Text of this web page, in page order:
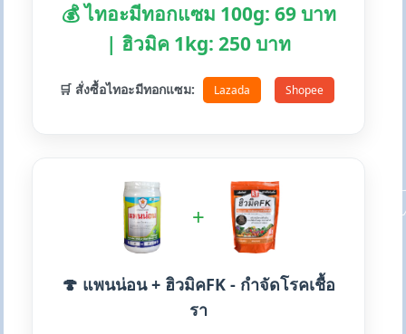
💰 ไทอะมีทอกแซม 100g: 69 บาท
| ฮิวมิค 1kg: 250 บาท
🛒 สั่งซื้อไทอะมีทอกแซม: Lazada Shopee
+
🍄 แพนน่อน + ฮิวมิคFK - กำจัดโรคเชื้อ
รา